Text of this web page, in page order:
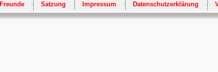
Satzung Impressum Datenschutzerklärung